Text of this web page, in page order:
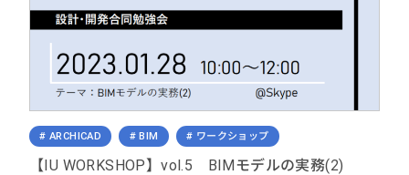
ARCHICAD BIM ワークショップ
【IU WORKSHOP】vol.5 BIMモデルの実務(2)